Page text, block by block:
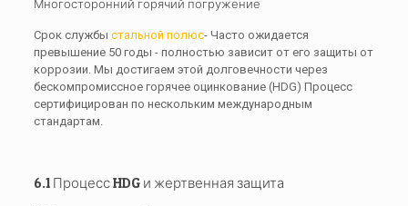
Многосторонний горячий погружение
Срок службы стальной полюс- Часто ожидается
превышение 50 годы - полностью зависит от его защиты от
коррозии. Мы достигаем этой долговечности через
бескомпромиссное горячее оцинкование (HDG) Процесс
сертифицирован по нескольким международным
стандартам.
6.1 Процесс HDG и жертвенная защита